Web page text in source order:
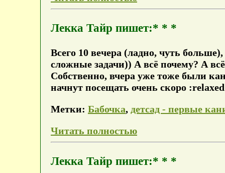
Лекка Тайр пишет:* * *
Всего 10 вечера (ладно, чуть
сложные задачи)) А всё почему? А
Собственно, вчера уже тоже были
начнут посещать очень скоро
Метки: Бабочка, детсад - первые
Читать полностью
Лекка Тайр пишет:* * *